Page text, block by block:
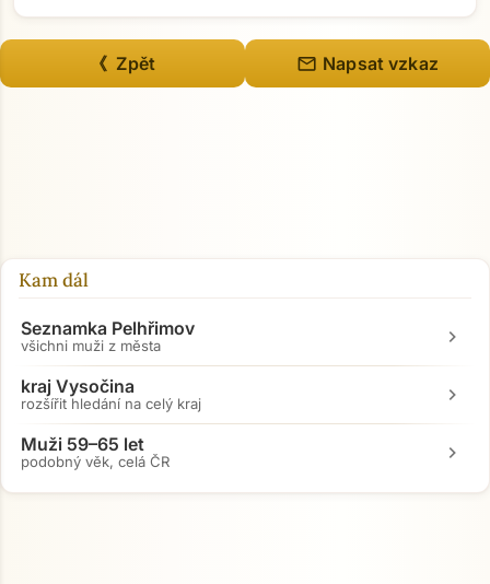
《 Zpět mail Napsat vzkaz
Kam dál
Seznamka Pelhřimov
všichni muži z města chevron_right
kraj Vysočina
rozšířit hledání na celý kraj chevron_right
Muži 59–65 let
podobný věk, celá ČR chevron_right